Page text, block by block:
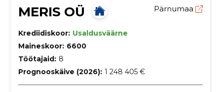
MERIS OÜ Pärnumaa
Krediidiskoor: Usaldusväärne
Maineskoor: 6600
Töötajaid: 8
Prognooskäive (2026): 1 248 405 €